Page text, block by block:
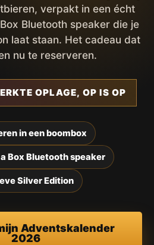
verpakt in een écht
Bluetooth speaker die je
laat staan. Het cadeau dat
nu te reserveren.
OPLAGE, OP IS OP
in een boombox
Box Bluetooth speaker
Silver Edition
Adventskalender
2026